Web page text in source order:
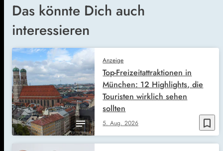
Das könnte Dich auch
interessieren
bookmark_border
Anzeige
5. Aug. 2026
Top-Freizeitattraktionen in
München: 12 Highlights, die
Touristen wirklich sehen
sollten